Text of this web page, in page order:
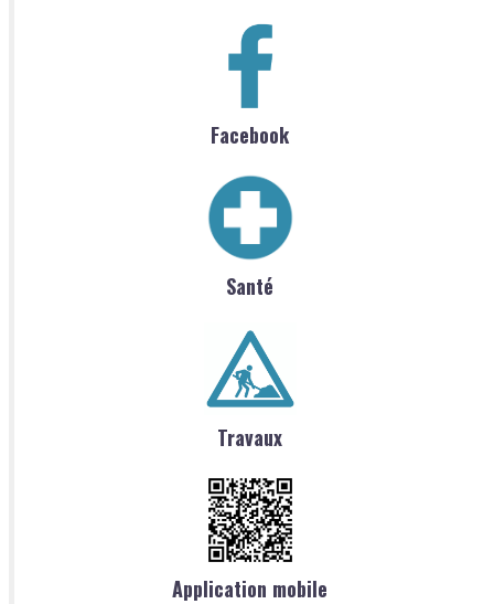
Facebook
Santé
Travaux
Application mobile